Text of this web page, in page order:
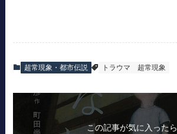
超常現象・都市伝説 トラウマ 超常現象
この記事が気に入ったら